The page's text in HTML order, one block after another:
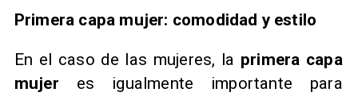
Primera capa mujer: comodidad y estilo
En el caso de las mujeres, la primera capa
mujer es igualmente importante para